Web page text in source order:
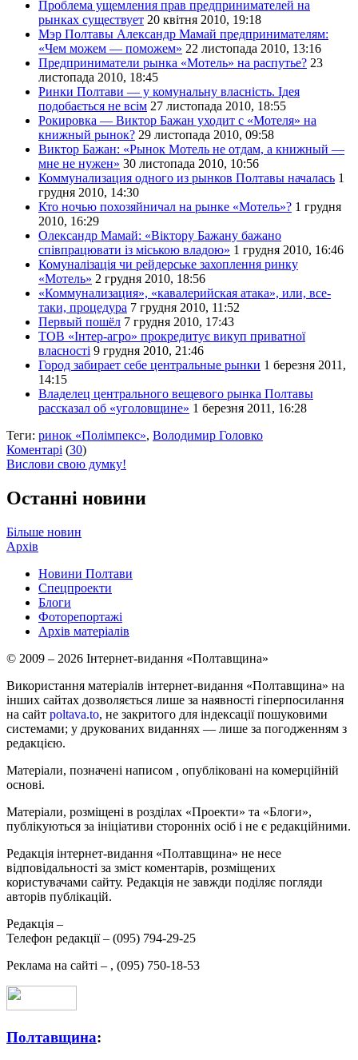
Проблема ущемления прав предпринимателей на
рынках существует 20 квітня 2010, 19:18
Мэр Полтавы Александр Мамай предпринимателям:
«Чем можем — поможем» 22 листопада 2010, 13:16
Предприниматели рынка «Мотель» на распутье? 23
листопада 2010, 18:45
Ринки Полтави — у комунальну власність. Ідея
подобається не всім 27 листопада 2010, 18:55
Рокировка — Виктор Бажан уходит с «Мотеля» на
книжный рынок? 29 листопада 2010, 09:58
Виктор Бажан: «Рынок Мотель не отдам, а книжный —
мне не нужен» 30 листопада 2010, 10:56
Коммунализация одного из рынков Полтавы началась 1
грудня 2010, 14:30
Кто ночью похозяйничал на рынке «Мотель»? 1 грудня
2010, 16:29
Олександр Мамай: «Віктору Бажану бажано
співпрацювати із міською владою» 1 грудня 2010, 16:46
Комуналізація чи рейдерське захоплення ринку
«Мотель» 2 грудня 2010, 18:56
«Коммунализация», «кавалерийская атака», или, все-
таки, процедура 7 грудня 2010, 11:52
Первый пошёл 7 грудня 2010, 17:43
ТОВ «Інтер-агро» прокредитує викуп приватної
власності 9 грудня 2010, 21:46
Город забирает себе центральные рынки 1 березня 2011,
14:15
Владелец центрального вещевого рынка Полтавы
рассказал об «уголовщине» 1 березня 2011, 16:28
Теги: ринок «Полімпекс», Володимир Головко
Коментарі (30)
Вислови свою думку!
Останні новини
Більше новин
Архів
Новини Полтави
Спецпроекти
Блоги
Фоторепортажі
Архів матеріалів
© 2009 – 2026 Інтернет-видання «Полтавщина»
Використання матеріалів інтернет-видання «Полтавщина» на
інших сайтах дозволяється лише за наявності гіперпосилання
на сайт poltava.to, не закритого для індексації пошуковими
системами; у друкованих виданнях — лише за погодженням з
редакцією.
Матеріали, позначені написом , опубліковані на комерційній
основі.
Матеріали, розміщені в розділах «Проекти» та «Блоги»,
публікуються за ініціативи сторонніх осіб і не є редакційними.
Редакція інтернет-видання «Полтавщина» не несе
відповідальності за зміст коментарів, розміщених
користувачами сайту. Редакція не завжди поділяє погляди
авторів публікацій.
Редакція –
Телефон редакції – (095) 794-29-25
Реклама на сайті – , (095) 750-18-53
Полтавщина: